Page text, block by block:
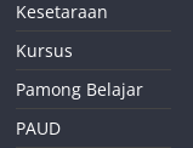
Kesetaraan
Kursus
Pamong Belajar
PAUD